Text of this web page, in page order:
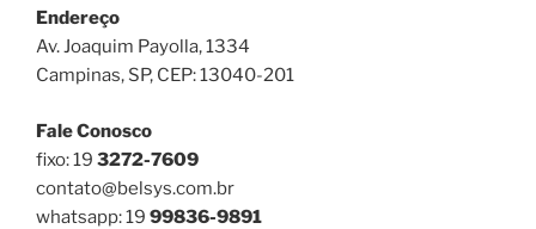
Endereço
Av. Joaquim Payolla, 1334
Campinas, SP, CEP: 13040-201
Fale Conosco
fixo: 19 3272-7609
contato@belsys.com.br
whatsapp: 19 99836-9891